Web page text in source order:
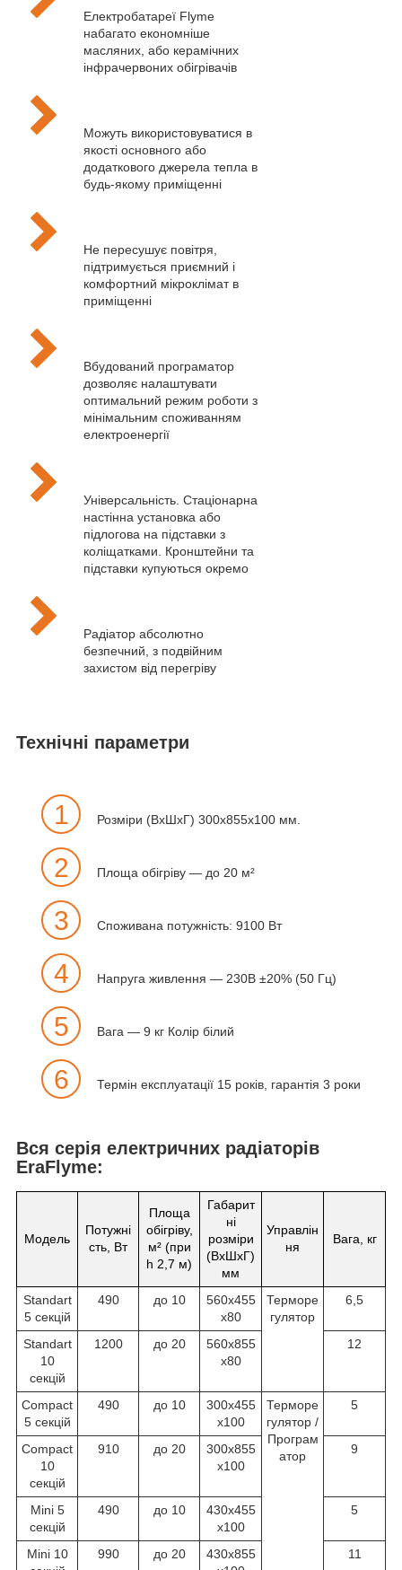
Електробатареї Flyme
набагато економніше
масляних, або керамічних
інфрачервоних обігрівачів
Можуть використовуватися в
якості основного або
додаткового джерела тепла в
будь-якому приміщенні
Не пересушує повітря,
підтримується приємний і
комфортний мікроклімат в
приміщенні
Вбудований програматор
дозволяє налаштувати
оптимальний режим роботи з
мінімальним споживанням
електроенергії
Універсальність. Стаціонарна
настінна установка або
підлогова на підставки з
коліщатками. Кронштейни та
підставки купуються окремо
Радіатор абсолютно
безпечний, з подвійним
захистом від перегріву
Технічні параметри
1 Розміри (ВхШхГ) 300x855x100 мм.
2 Площа обігріву — до 20 м²
3 Споживана потужність: 9100 Вт
4 Напруга живлення — 230В ±20% (50 Гц)
5 Вага — 9 кг Колір білий
6 Термін експлуатації 15 років, гарантія 3 роки
Вся серія електричних радіаторів
EraFlyme:
Модель
Потужні
сть, Вт
Площа
обігріву,
м² (при
h 2,7 м)
Габарит
ні
розміри
(ВхШхГ)
мм
Управлін
ня
Вага, кг
Standart
5 секцій
490 до 10
560х455
х80
Терморе
гулятор
6,5
Standart
10
секцій
1200 до 20
560х855
х80
12
Compact
5 секцій
490 до 10
300х455
х100
Терморе
гулятор /
Програм
атор
5
Compact
10
секцій
910 до 20
300х855
х100
9
Mini 5
секцій
490 до 10
430х455
х100
5
Mini 10
990 до 20
430х855
11